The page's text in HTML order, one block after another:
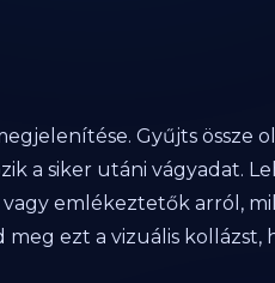
Gyűjts össze
a siker utáni vágyadat.
emlékeztetők arról,
ezt a vizuális